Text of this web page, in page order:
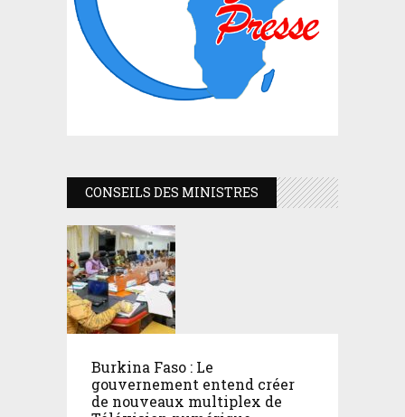
CONSEILS DES MINISTRES
Burkina Faso : Le
gouvernement entend créer
de nouveaux multiplex de